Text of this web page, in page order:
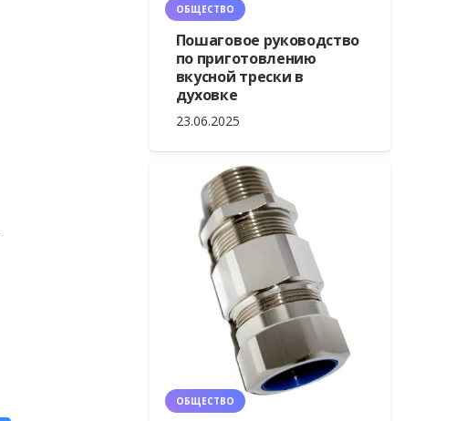
ОБЩЕСТВО
Пошаговое руководство
по приготовлению
вкусной трески в
духовке
23.06.2025
ОБЩЕСТВО